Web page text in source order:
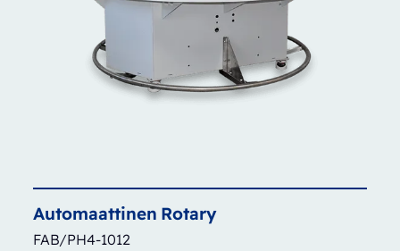
Automaattinen Rotary
FAB/PH4-1012